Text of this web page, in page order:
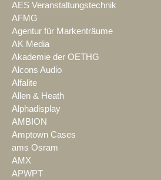
AES Veranstaltungstechnik
AFMG
Agentur für Markenträume
AK Media
Akademie der OETHG
Alcons Audio
Alfalite
Allen & Heath
Alphadisplay
AMBION
Amptown Cases
ams Osram
AMX
APWPT